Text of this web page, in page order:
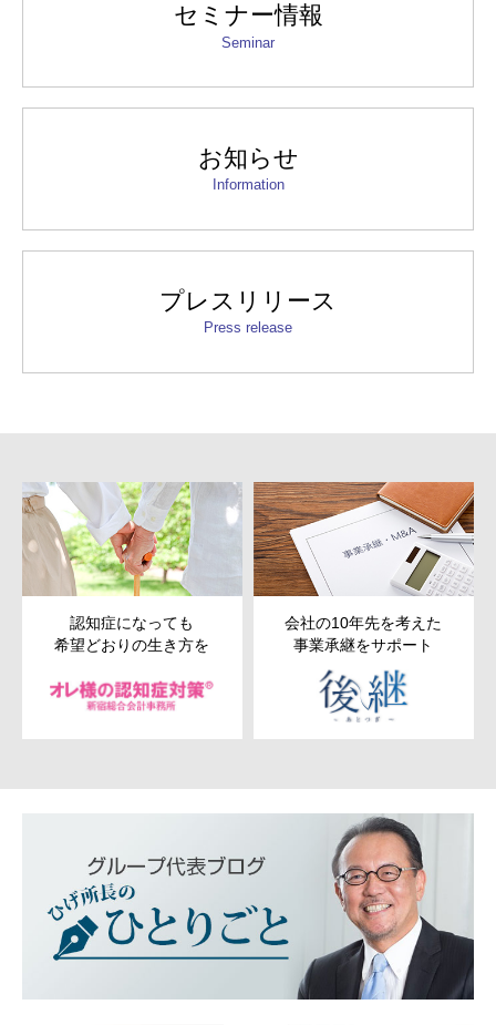
セミナー情報
Seminar
お知らせ
Information
プレスリリース
Press release
認知症になっても
希望どおりの生き方を
会社の10年先を考えた
事業承継をサポート